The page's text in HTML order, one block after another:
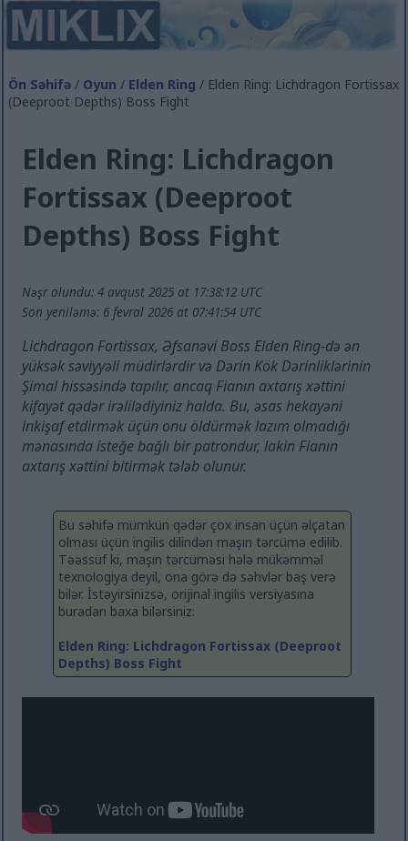
Ön Səhifə / Oyun / Elden Ring / Elden Ring: Lichdragon Fortissax
(Deeproot Depths) Boss Fight
Elden Ring: Lichdragon
Fortissax (Deeproot
Depths) Boss Fight
Nəşr olundu: 4 avqust 2025 at 17:38:12 UTC
Son yeniləmə: 6 fevral 2026 at 07:41:54 UTC
Lichdragon Fortissax, Əfsanəvi Boss Elden Ring-də ən
yüksək səviyyəli müdirlərdir və Dərin Kök Dərinliklərinin
Şimal hissəsində tapılır, ancaq Fianın axtarış xəttini
kifayət qədər irəlilədiyiniz halda. Bu, əsas hekayəni
inkişaf etdirmək üçün onu öldürmək lazım olmadığı
mənasında isteğe bağlı bir patrondur, lakin Fianın
axtarış xəttini bitirmək tələb olunur.
Bu səhifə mümkün qədər çox insan üçün əlçatan
olması üçün ingilis dilindən maşın tərcümə edilib.
Təəssüf ki, maşın tərcüməsi hələ mükəmməl
texnologiya deyil, ona görə də səhvlər baş verə
bilər. İstəyirsinizsə, orijinal ingilis versiyasına
buradan baxa bilərsiniz:
Elden Ring: Lichdragon Fortissax (Deeproot
Depths) Boss Fight